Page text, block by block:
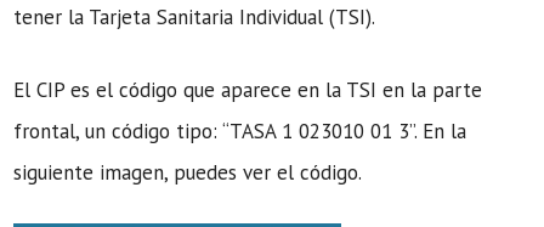
tener la Tarjeta Sanitaria Individual (TSI).
El CIP es el código que aparece en la TSI en la parte
frontal, un código tipo: “TASA 1 023010 01 3”. En la
siguiente imagen, puedes ver el código.